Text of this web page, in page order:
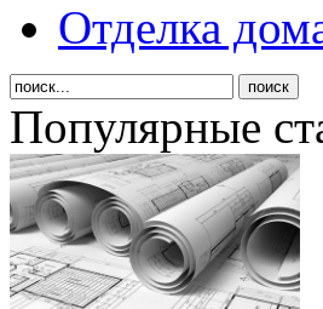
Отделка
Популярные